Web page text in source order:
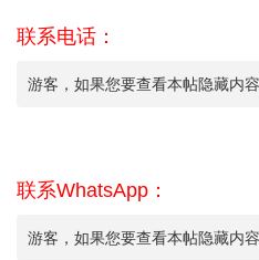
联系电话：
游客，如果您要查看本帖隐藏内
联系WhatsApp：
游客，如果您要查看本帖隐藏内